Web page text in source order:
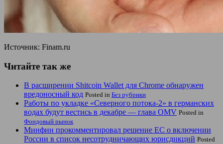
Источник: Finam.ru
Читайте так же
В расширении Shitcoin Wallet для Chrome обнаружен
вредоносный код Posted in Без рубрики
Работы по укладке «Северного потока-2» в германских
водах будут вестись в декабре — глава OMV Posted in
Фондовый рынок
Минфин прокомментировал решение ЕС о включении
России в список несотрудничающих юрисдикций Posted